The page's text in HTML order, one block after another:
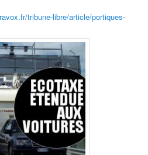
tribune-libre/article/portiques-